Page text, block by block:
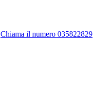
Chiama il numero 035822829